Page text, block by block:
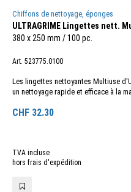
Chiffons de nettoyage, éponges
ULTRAGRIME Lingettes nett.
380 x 250 mm / 100 pc.
Art. 523775.0100
Les lingettes nettoyantes Multiuse
un nettoyage rapide et efficace à la
CHF 32.30
TVA incluse
hors frais d'expédition